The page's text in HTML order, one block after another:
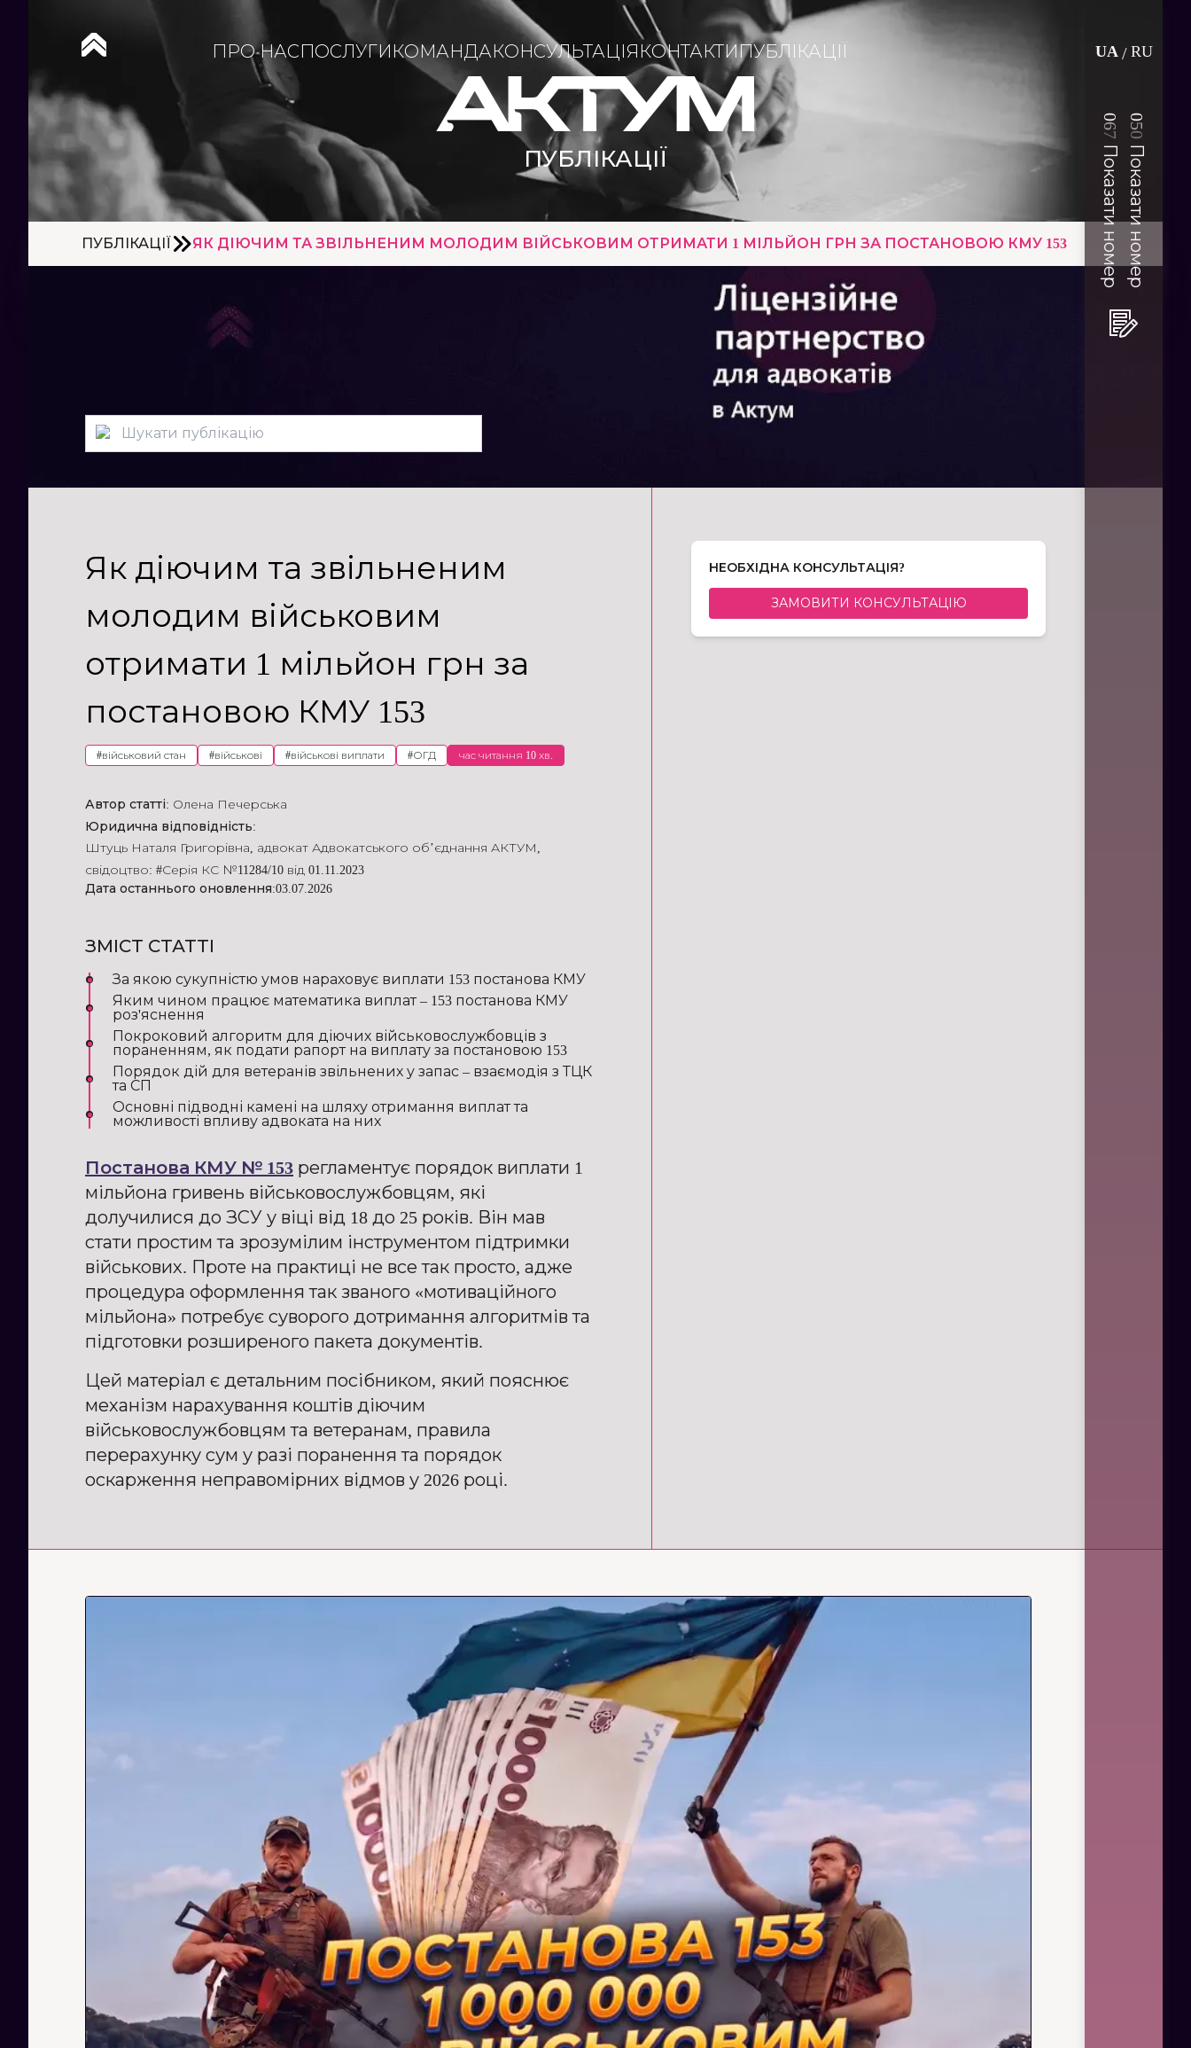
ПРО НАС ПОСЛУГИ КОМАНДА КОНСУЛЬТАЦІЯ КОНТАКТИПУБЛІКАЦІЇ UA / RU
0
5
0
Показати номер
0
6
7
Показати номер
ПУБЛІКАЦІЇ
ПУБЛІКАЦІЇ ЯК ДІЮЧИМ ТА ЗВІЛЬНЕНИМ МОЛОДИМ ВІЙСЬКОВИМ ОТРИМАТИ 1 МІЛЬЙОН ГРН ЗА ПОСТАНОВОЮ КМУ 153
Як діючим та звільненим
молодим військовим
отримати 1 мільйон грн за
постановою КМУ 153
#військовий стан #військові #військові виплати #ОГД час читання 10 хв.
Автор статті: Олена Печерська
Юридична відповідність:
Штуць Наталя Григорівна, адвокат Адвокатського об’єднання АКТУМ ,
свідоцтво: #Серія КС №11284/10 від 01.11.2023
Дата останнього оновлення:03.07.2026
ЗМІСТ СТАТТІ
За якою сукупністю умов нараховує виплати 153 постанова КМУ
Яким чином працює математика виплат – 153 постанова КМУ
роз'яснення
Покроковий алгоритм для діючих військовослужбовців з
пораненням, як подати рапорт на виплату за постановою 153
Порядок дій для ветеранів звільнених у запас – взаємодія з ТЦК
та СП
Основні підводні камені на шляху отримання виплат та
можливості впливу адвоката на них
Постанова КМУ № 153 регламентує порядок виплати 1
мільйона гривень військовослужбовцям, які
долучилися до ЗСУ у віці від 18 до 25 років. Він мав
стати простим та зрозумілим інструментом підтримки
військових. Проте на практиці не все так просто, адже
процедура оформлення так званого «мотиваційного
мільйона» потребує суворого дотримання алгоритмів та
підготовки розширеного пакета документів.
Цей матеріал є детальним посібником, який пояснює
механізм нарахування коштів діючим
військовослужбовцям та ветеранам, правила
перерахунку сум у разі поранення та порядок
оскарження неправомірних відмов у 2026 році.
НЕОБХІДНА КОНСУЛЬТАЦІЯ?
ЗАМОВИТИ КОНСУЛЬТАЦІЮ